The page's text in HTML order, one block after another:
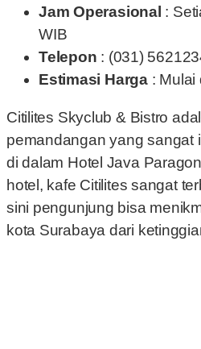
Jam Operasional :
WIB
Telepon : (031)
Estimasi Harga : Mulai
Citilites Skyclub & Bistro
pemandangan yang sangat
di dalam Hotel Java
hotel, kafe Citilites sangat
sini pengunjung bisa
kota Surabaya dari